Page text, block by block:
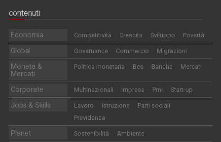
contenuti
Economia Competitività Crescita Sviluppo Povertà
Global Governance Commercio Migrazioni
Moneta &
Mercati
Politica monetaria Bce Banche Mercati
Corporate Multinazionali Imprese Pmi Start-up
Jobs & Skills Lavoro Istruzione
Parti sociali
Previdenza
Planet Sostenibilità Ambiente